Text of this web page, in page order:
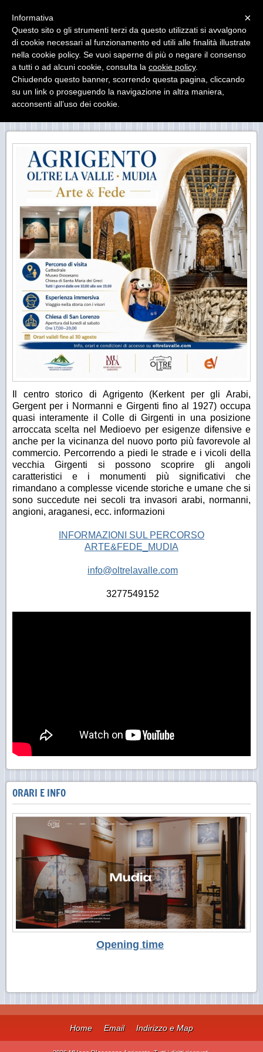
MUseo DIocesano Agrigento
Il Museo Diocesano di Agrigento ha sede presso il
Palazzo Arcivescovile
VISITARE IL CENTRO STORICO
Il centro storico di Agrigento (Kerkent per gli Arabi,
Gergent per i Normanni e Girgenti fino al 1927) occupa
quasi interamente il Colle di Girgenti in una posizione
arroccata scelta nel Medioevo per esigenze difensive e
anche per la vicinanza del nuovo porto più favorevole al
commercio. Percorrendo a piedi le strade e i vicoli della
vecchia Girgenti si possono scoprire gli angoli
caratteristici e i monumenti più significativi che
rimandano a complesse vicende storiche e umane che si
sono succedute nei secoli tra invasori arabi, normanni,
angioni, araganesi, ecc. informazioni
INFORMAZIONI SUL PERCORSO
ARTE&FEDE_MUDIA
info@oltrelavalle.com
3277549152
ORARI E INFO
Opening time
Home Email Indirizzo e Map
×
Informativa
Questo sito o gli strumenti terzi da questo utilizzati si avvalgono
di cookie necessari al funzionamento ed utili alle finalità illustrate
nella cookie policy. Se vuoi saperne di più o negare il consenso
a tutti o ad alcuni cookie, consulta la cookie policy.
Chiudendo questo banner, scorrendo questa pagina, cliccando
su un link o proseguendo la navigazione in altra maniera,
acconsenti all’uso dei cookie.